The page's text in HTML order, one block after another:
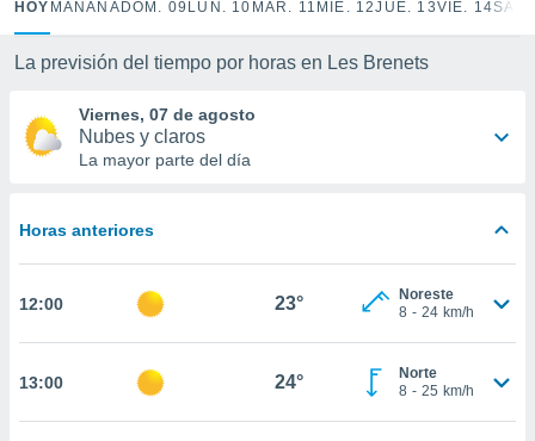
calidad.
a este
las
y
forma
basada
permite
coste.
HOY MAÑANA DOM. 09 LUN. 10 MAR. 11 MIÉ. 12JUE. 13VIE. 14
La previsión del tiempo por horas en Les Brenets
Viernes, 07 de agosto
Nubes y claros
La mayor parte del día
Horas anteriores
12:00 23°
Noreste
8 - 24 km/h
13:00 24°
Norte
8 - 25 km/h